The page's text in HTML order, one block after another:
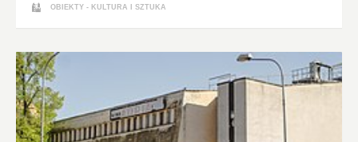
OBIEKTY - KULTURA I SZTUKA